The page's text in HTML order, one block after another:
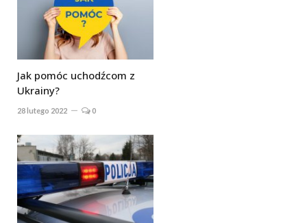
Jak pomóc uchodźcom z
Ukrainy?
28 lutego 2022 0